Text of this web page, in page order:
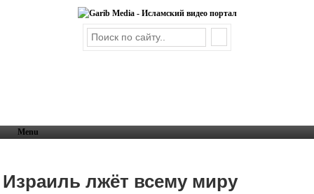
Menu
Израиль лжёт всему миру